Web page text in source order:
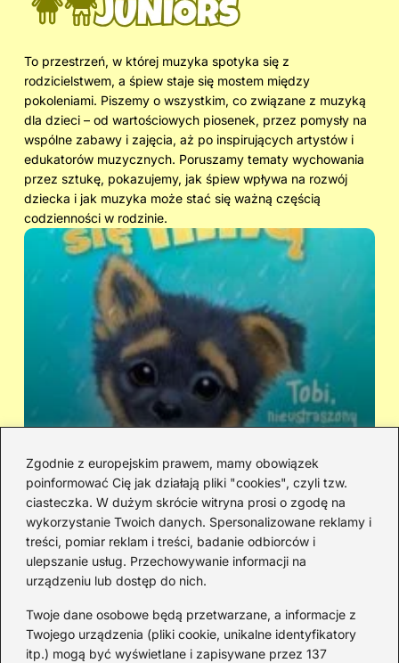
Zgodnie z europejskim prawem, mamy obowiązek
poinformować Cię jak działają pliki "cookies", czyli tzw.
ciasteczka. W dużym skrócie witryna prosi o zgodę na
wykorzystanie Twoich danych. Spersonalizowane reklamy i
treści, pomiar reklam i treści, badanie odbiorców i
ulepszanie usług. Przechowywanie informacji na
urządzeniu lub dostęp do nich.
Twoje dane osobowe będą przetwarzane, a informacje z
Twojego urządzenia (pliki cookie, unikalne identyfikatory
itp.) mogą być wyświetlane i zapisywane przez 137
To przestrzeń, w której muzyka spotyka się z
rodzicielstwem, a śpiew staje się mostem między
pokoleniami. Piszemy o wszystkim, co związane z muzyką
dla dzieci – od wartościowych piosenek, przez pomysły na
wspólne zabawy i zajęcia, aż po inspirujących artystów i
edukatorów muzycznych. Poruszamy tematy wychowania
przez sztukę, pokazujemy, jak śpiew wpływa na rozwój
dziecka i jak muzyka może stać się ważną częścią
codzienności w rodzinie.
Kto śpiewa „Zaopiekuj się mną”? IRA
czy Rezerwat — prawda o dwóch
wersjach
Redakcja
JazzJuniors.pl to miejsce dla rodziców, nauczycieli,
animatorów i wszystkich, którzy wierzą, że muzyka to coś